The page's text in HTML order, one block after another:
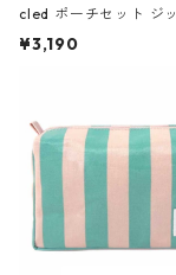
cled ポーチセット ジ
ファスナーポーチ 撥水
ーガンディー、オフホ
¥3,190